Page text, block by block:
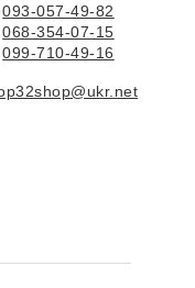
093-057-49-82
068-354-07-15
099-710-49-16